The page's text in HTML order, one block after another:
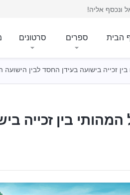
ונכסף אליה!
הבית ספרים סרטונים
זכייה בישועה בעידן החסד לבין
בין זכייה